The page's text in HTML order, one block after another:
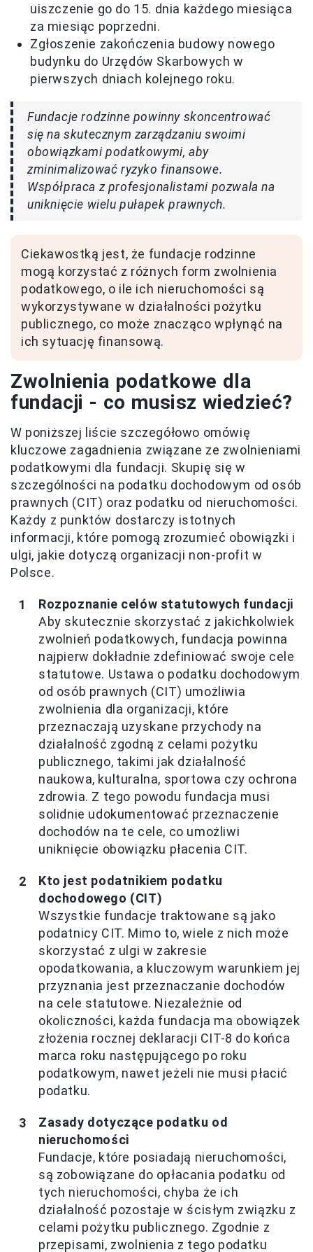
uiszczenie go do 15. dnia każdego miesiąca
za miesiąc poprzedni.
Zgłoszenie zakończenia budowy nowego
budynku do Urzędów Skarbowych w
pierwszych dniach kolejnego roku.
Fundacje rodzinne powinny skoncentrować
się na skutecznym zarządzaniu swoimi
obowiązkami podatkowymi, aby
zminimalizować ryzyko finansowe.
Współpraca z profesjonalistami pozwala na
uniknięcie wielu pułapek prawnych.
Ciekawostką jest, że fundacje rodzinne
mogą korzystać z różnych form zwolnienia
podatkowego, o ile ich nieruchomości są
wykorzystywane w działalności pożytku
publicznego, co może znacząco wpłynąć na
ich sytuację finansową.
Zwolnienia podatkowe dla
fundacji - co musisz wiedzieć?
W poniższej liście szczegółowo omówię
kluczowe zagadnienia związane ze zwolnieniami
podatkowymi dla fundacji. Skupię się w
szczególności na podatku dochodowym od osób
prawnych (CIT) oraz podatku od nieruchomości.
Każdy z punktów dostarczy istotnych
informacji, które pomogą zrozumieć obowiązki i
ulgi, jakie dotyczą organizacji non-profit w
Polsce.
Rozpoznanie celów statutowych fundacji
Aby skutecznie skorzystać z jakichkolwiek
zwolnień podatkowych, fundacja powinna
najpierw dokładnie zdefiniować swoje cele
statutowe. Ustawa o podatku dochodowym
od osób prawnych (CIT) umożliwia
zwolnienia dla organizacji, które
przeznaczają uzyskane przychody na
działalność zgodną z celami pożytku
publicznego, takimi jak działalność
naukowa, kulturalna, sportowa czy ochrona
zdrowia. Z tego powodu fundacja musi
solidnie udokumentować przeznaczenie
dochodów na te cele, co umożliwi
uniknięcie obowiązku płacenia CIT.
Kto jest podatnikiem podatku
dochodowego (CIT)
Wszystkie fundacje traktowane są jako
podatnicy CIT. Mimo to, wiele z nich może
skorzystać z ulgi w zakresie
opodatkowania, a kluczowym warunkiem jej
przyznania jest przeznaczanie dochodów
na cele statutowe. Niezależnie od
okoliczności, każda fundacja ma obowiązek
złożenia rocznej deklaracji CIT-8 do końca
marca roku następującego po roku
podatkowym, nawet jeżeli nie musi płacić
podatku.
Zasady dotyczące podatku od
nieruchomości
Fundacje, które posiadają nieruchomości,
są zobowiązane do opłacania podatku od
tych nieruchomości, chyba że ich
działalność pozostaje w ścisłym związku z
celami pożytku publicznego. Zgodnie z
przepisami, zwolnienia z tego podatku